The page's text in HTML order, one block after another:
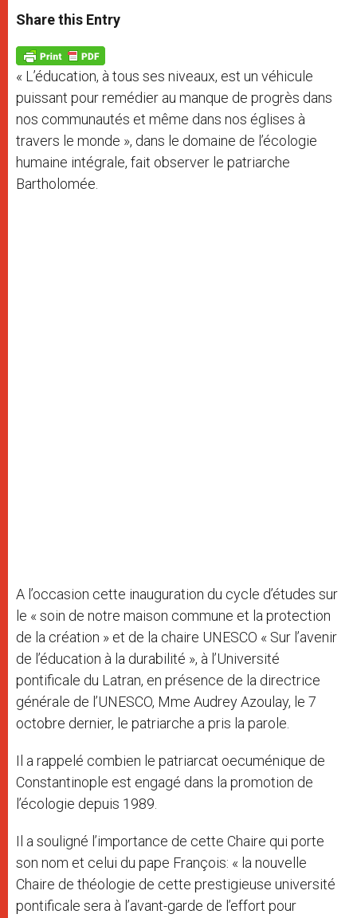
t
s
p
p
s
e
g
e
r
e
b
o
k
Share this Entry
« L’éducation, à tous ses niveaux, est un véhicule
puissant pour remédier au manque de progrès dans
nos communautés et même dans nos églises à
travers le monde », dans le domaine de l’écologie
humaine intégrale, fait observer le patriarche
Bartholomée.
A l’occasion cette inauguration du cycle d’études sur
le « soin de notre maison commune et la protection
de la création » et de la chaire UNESCO « Sur l’avenir
de l’éducation à la durabilité », à l’Université
pontificale du Latran, en présence de la directrice
générale de l’UNESCO, Mme Audrey Azoulay, le 7
octobre dernier, le patriarche a pris la parole.
Il a rappelé combien le patriarcat oecuménique de
Constantinople est engagé dans la promotion de
l’écologie depuis 1989.
Il a souligné l’importance de cette Chaire qui porte
son nom et celui du pape François: « la nouvelle
Chaire de théologie de cette prestigieuse université
pontificale sera à l’avant-garde de l’effort pour